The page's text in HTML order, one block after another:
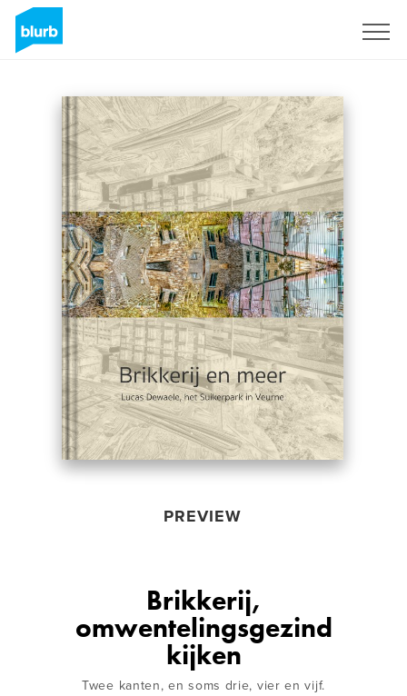
PREVIEW
Brikkerij,
omwentelingsgezind
kijken
Twee kanten, en soms drie, vier en vijf.